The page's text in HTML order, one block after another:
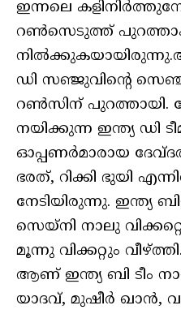
ഇന്നലെ
റണ്‍സെടുത്ത്
ഡി സഞ്ജുവിന്റെ
റണ്‍സിന് പുറത്തായി.
നയിക്കുന്ന ഇന്ത്യ ഡി
ഓപ്പണര്‍മാരായ
ഭരത്, റിക്കി ഭുയി
നേടിയിരുന്നു. ഇന്ത്യ
സെയ്നി നാലു
മൂന്നു വിക്കറ്റും
ആണ് ഇന്ത്യ ബി ടീം
യാദവ്, മുഷീര്‍ ഖാന്‍,